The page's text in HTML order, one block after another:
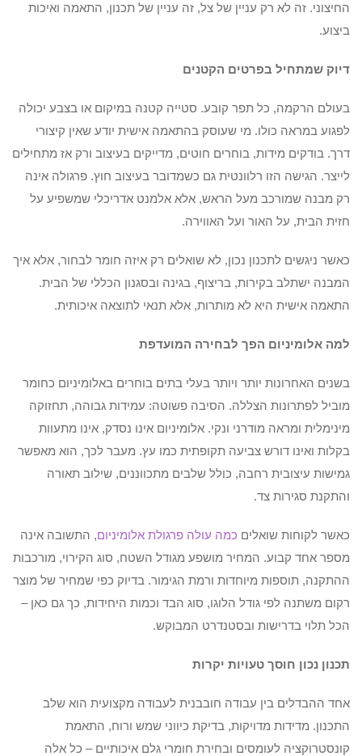
החיצוני. זה לא רק עניין של צל, זה עניין של תכנון, התאמה ואיכות
ביצוע.
דיוק שמתחיל בפרטים הקטנים
בעולם הרקמה, כל תפר קובע. סטייה קטנה במיקום או בצבע יכולה
לפגוע במראה כולו. מי שעוסק בהתאמה אישית יודע שאין קיצורי
דרך. בודקים מידות, בוחרים חוטים, מדייקים בעיצוב ורק אז מתחילים
לייצר. הגישה הזו רלוונטית גם כשמדובר בעיצוב חוץ. פרגולה אינה
רק מבנה שמורכב מעל הראש, אלא אלמנט אדריכלי שמשפיע על
חזית הבית, על האור ועל האווירה.
כאשר ניגשים לתכנון נכון, לא שואלים רק איזה חומר לבחור, אלא איך
המבנה ישתלב בקירות, בריצוף, בגינה ובסגנון הכללי של הבית.
התאמה אישית היא לא מותרות, אלא תנאי לתוצאה איכותית.
למה אלומיניום הפך לבחירה המועדפת
בשנים האחרונות יותר ויותר בעלי בתים בוחרים באלומיניום כחומר
מוביל לפתרונות הצללה. הסיבה פשוטה: עמידות גבוהה, תחזוקה
מינימלית ומראה מודרני ונקי. אלומיניום אינו נסדק, אינו מתעוות
בקלות ואינו דורש צביעה תקופתית כמו עץ. מעבר לכך, הוא מאפשר
גמישות עיצובית רחבה, כולל שלבים מתכווננים, שילוב תאורה
והתקנת סגירות צד.
כאשר לקוחות שואלים כמה עולה פרגולת אלומיניום, התשובה אינה
מספר אחד קבוע. המחיר מושפע מגודל השטח, סוג הקירוי, מורכבות
ההתקנה, תוספות מיוחדות ורמת הגימור. בדיוק כפי שמחיר של מוצר
רקום משתנה לפי גודל הלוגו, סוג הבד וכמות היחידות, כך גם כאן –
הכל תלוי בדרישות ובסטנדרט המבוקש.
תכנון נכון חוסך טעויות יקרות
אחד ההבדלים בין עבודה חובבנית לעבודה מקצועית הוא שלב
התכנון. מדידות מדויקות, בדיקת כיווני שמש ורוח, התאמת
קונסטרוקציה לעומסים ובחירת חומרי גלם איכותיים – כל אלה